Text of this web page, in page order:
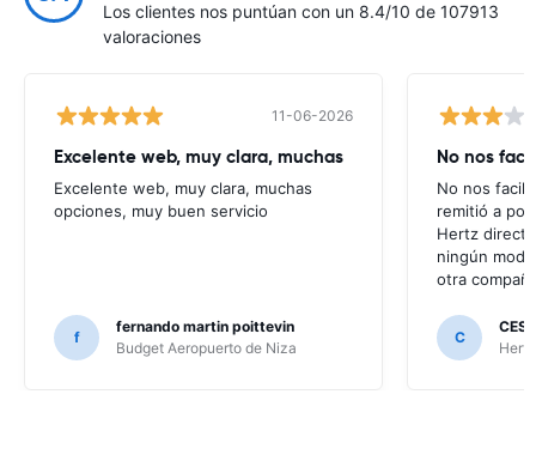
Los clientes nos puntúan con un 8.4/10 de 107913
valoraciones
11-06-2026
Excelente web, muy clara, muchas
Excelente web, muy clara, muchas
opciones, muy buen servicio
f
fernando martin poittevin
Budget Aeropuerto de Niza
No nos
No nos
remitió a
Hertz
ningún
otra
C